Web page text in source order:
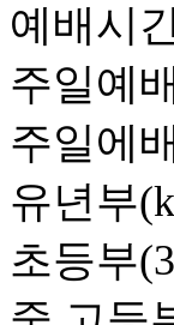
예배시
주일예
주일에
유년부
초등부